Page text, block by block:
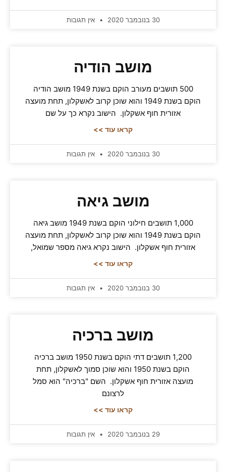
30 בנובמבר 2020 אין תגובות
מושב הודיה
500 תושבים מעורב הוקם בשנת 1949 מושב הודיה
הוקם בשנת 1949 והוא שוכן קרוב לאשקלון, תחת מועצה
אזורית חוף אשקלון. הישוב נקרא כך על שם
קראו עוד >>
30 בנובמבר 2020 אין תגובות
מושב גיאה
1,000 תושבים חילוני הוקם בשנת 1949 מושב גיאה
הוקם בשנת 1949 והוא שוכן קרוב לאשקלון, תחת מועצה
אזורית חוף אשקלון. הישוב נקרא גיאה מספר שמואל,
קראו עוד >>
30 בנובמבר 2020 אין תגובות
מושב ברכיה
1,200 תושבים דתי הוקם בשנת 1950 מושב ברכיה
הוקם בשנת 1950 והוא שוכן סמוך לאשקלון, תחת
מועצה אזורית חוף אשקלון. השם "ברכיה" הוא סמל
לרצונם
קראו עוד >>
29 בנובמבר 2020 אין תגובות